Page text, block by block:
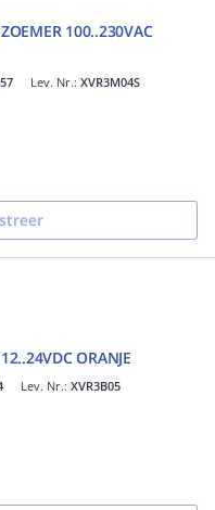
100..230VAC
Lev. Nr.: XVR3M04S
ORANJE
Lev. Nr.: XVR3B05